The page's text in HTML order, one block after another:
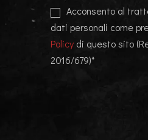
Acconsento al
dati personali come
Policy di questo sito
2016/679)*